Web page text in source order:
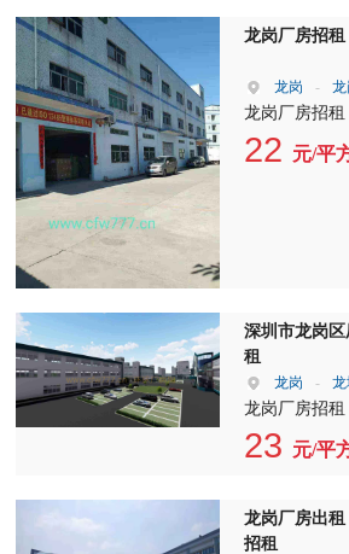
龙岗厂房招
龙岗 - 龙
龙岗厂房招
装修厂房对外
1-3层3700平
22 元/平
深圳市龙岗区厂房出
租
龙岗 -
龙岗厂房招租
工业区新出标
平米，可以分
23 元/平
龙岗厂房出租 龙岗原房东独院厂房
招租